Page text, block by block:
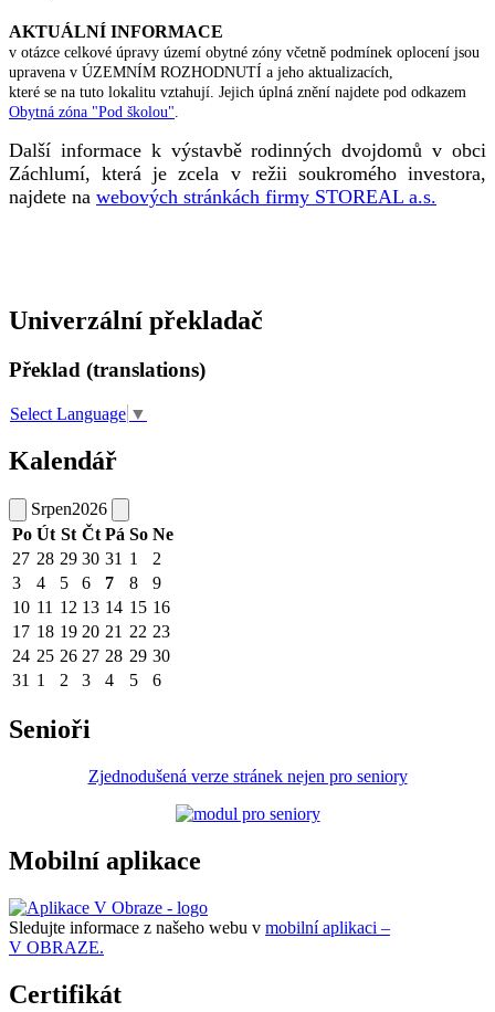
AKTUÁLNÍ INFORMACE
v otázce celkové úpravy území obytné zóny včetně podmínek oplocení jsou
upravena v ÚZEMNÍM ROZHODNUTÍ a jeho aktualizacích,
které se na tuto lokalitu vztahují. Jejich úplná znění najdete pod odkazem
Obytná zóna "Pod školou"
Další informace k výstavbě rodinných dvojdomů v obci
Záchlumí, která je zcela v režii soukromého investora,
najdete na webových stránkách firmy STOREAL a.s.
Univerzální překladač
Překlad (translations)
Select Language ▼
Kalendář
Srpen2026
Po Út St Čt Pá So Ne
27 28 29 30 31 1
2
3
4 5 6 7 8
9
10 11 12 13 14 15 16
17 18 19 20 21 22 23
24 25 26 27 28 29 30
31 1 2 3 4 5 6
Senioři
Zjednodušená verze stránek nejen pro seniory
Mobilní aplikace
Sledujte informace z našeho webu v mobilní aplikaci –
V OBRAZE.
Certifikát